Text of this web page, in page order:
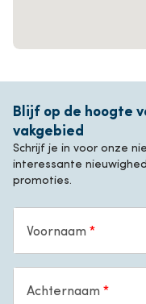
Blijf op de hoogte
vakgebied
Schrijf je in voor onze
interessante
promoties.
Voornaam
Achternaam